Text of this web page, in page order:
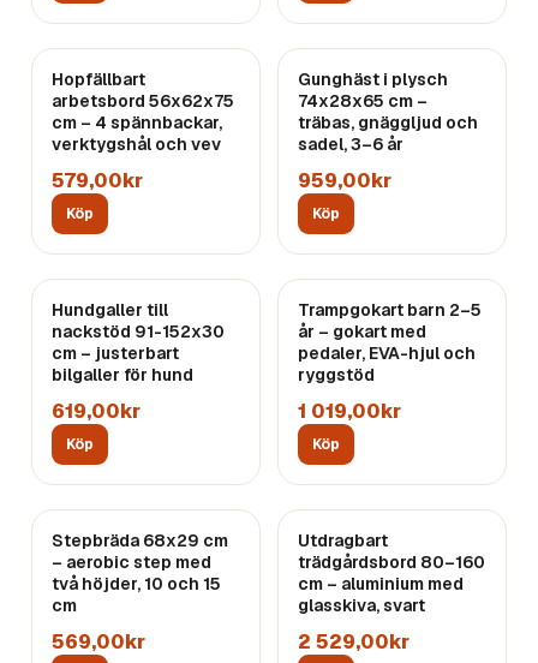
Hopfällbart
arbetsbord 56x62x75
cm – 4 spännbackar,
verktygshål och vev
579,00kr
Köp
Gunghäst i plysch
74x28x65 cm –
träbas, gnäggljud och
sadel, 3–6 år
959,00kr
Köp
Hundgaller till
nackstöd 91-152x30
cm – justerbart
bilgaller för hund
619,00kr
Köp
Trampgokart barn 2–5
år – gokart med
pedaler, EVA-hjul och
ryggstöd
1 019,00kr
Köp
Stepbräda 68x29 cm
– aerobic step med
två höjder, 10 och 15
cm
569,00kr
Utdragbart
trädgårdsbord 80–160
cm – aluminium med
glasskiva, svart
2 529,00kr